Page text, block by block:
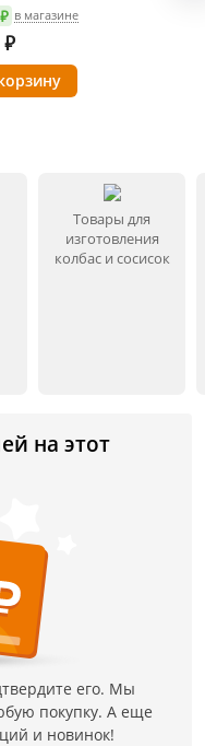
в магазине
₽
Товары для
изготовления
колбас и сосисок
на этот
его. Мы
покупку. А еще
и новинок!